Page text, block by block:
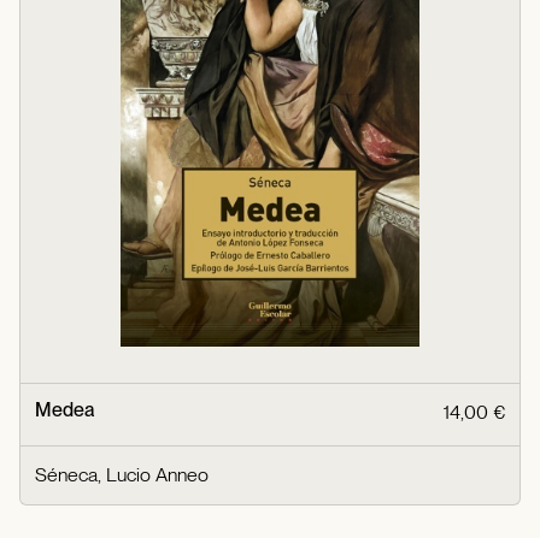
Medea 14,00 €
Séneca, Lucio Anneo